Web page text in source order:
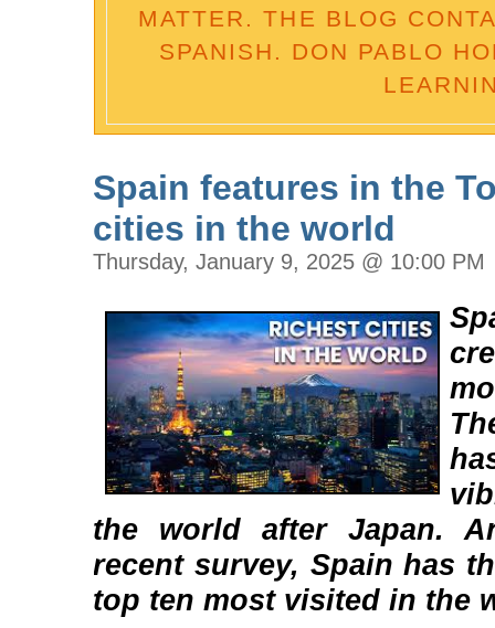
MATTER. THE BLOG
SPANISH. DON PABLO
Spain features in the
cities in the world
Thursday, January 9, 2025 @ 10:00 PM
the world after Japan.
recent survey, Spain has
top ten most visited in the